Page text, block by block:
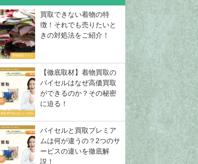
着物買取コラム
買取できない着物の特
徴！それでも売りたいと
きの対処法をご紹介！
買取専門店の口コミ評判
【徹底取材】着物買取の
バイセルはなぜ高価買取
ができるのか？その秘密
に迫る！
バイセルと買取プレミア
ムは何が違うの？2つのサ
ービスの違いを徹底解
説！